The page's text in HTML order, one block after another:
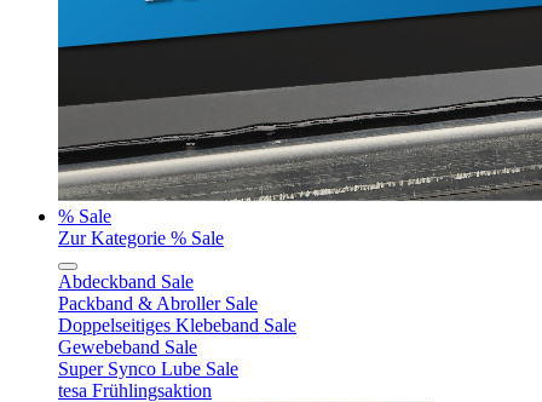
% Sale
Zur Kategorie % Sale
Abdeckband Sale
Packband & Abroller Sale
Doppelseitiges Klebeband Sale
Gewebeband Sale
Super Synco Lube Sale
tesa Frühlingsaktion